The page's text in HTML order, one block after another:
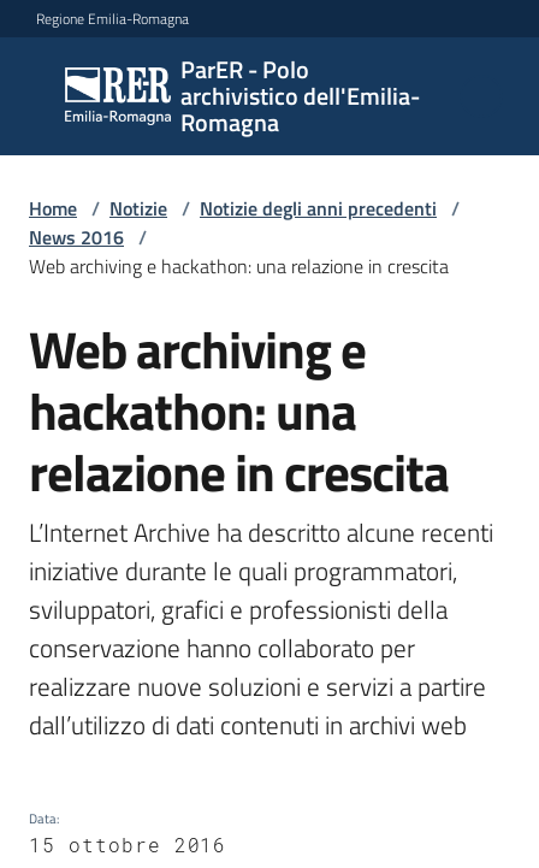
Vai al contenuto
Vai alla navigazione
Vai al footer
Regione Emilia-Romagna
ParER - Polo
archivistico dell'Emilia-
Romagna
ParER -
Polo
archivistico
Romagna
archivistico
Archivio
storico
Conservazione
Argomenti
Contatti
Home / Notizie / Notizie degli anni precedenti /
News 2016 /
Web archiving e hackathon: una relazione in crescita
Salta al contenuto
Web archiving e
hackathon: una
relazione in crescita
L’Internet Archive ha descritto alcune recenti
iniziative durante le quali programmatori,
sviluppatori, grafici e professionisti della
conservazione hanno collaborato per
realizzare nuove soluzioni e servizi a partire
dall’utilizzo di dati contenuti in archivi web
Data:
15 ottobre 2016